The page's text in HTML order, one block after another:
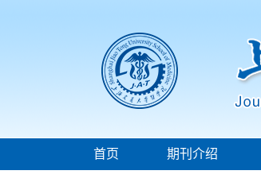
首页 期刊介绍